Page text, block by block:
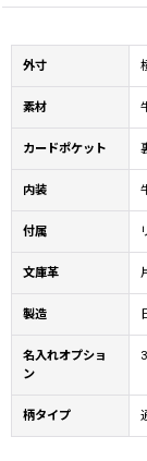
外寸
素材
カードポケット
内装
付属
文庫革
製造
名入れオプショ
ン
柄タイプ